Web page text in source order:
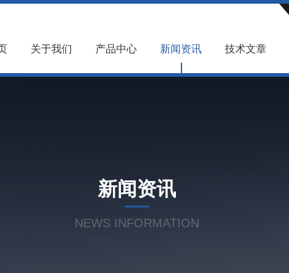
关于我们 产品中心 新闻资讯 技术文章
新闻资讯
NEWS INFORMATION